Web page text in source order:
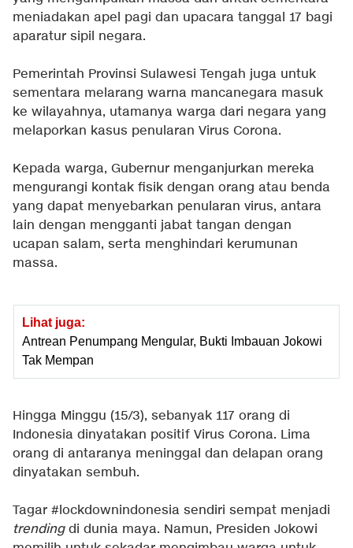
meniadakan apel pagi dan upacara tanggal 17 bagi
aparatur sipil negara.
Pemerintah Provinsi Sulawesi Tengah juga untuk
sementara melarang warna mancanegara masuk
ke wilayahnya, utamanya warga dari negara yang
melaporkan kasus penularan Virus Corona.
Kepada warga, Gubernur menganjurkan mereka
mengurangi kontak fisik dengan orang atau benda
yang dapat menyebarkan penularan virus, antara
lain dengan mengganti jabat tangan dengan
ucapan salam, serta menghindari kerumunan
massa.
Lihat juga:
Antrean Penumpang Mengular, Bukti Imbauan Jokowi
Tak Mempan
Hingga Minggu (15/3), sebanyak 117 orang di
Indonesia dinyatakan positif Virus Corona. Lima
orang di antaranya meninggal dan delapan orang
dinyatakan sembuh.
Tagar #lockdownindonesia sendiri sempat menjadi
trendingdi dunia maya. Namun, Presiden Jokowi